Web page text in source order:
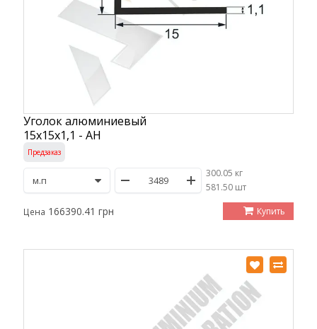
Уголок алюминиевый
15х15х1,1 - АН
Предзаказ
300.05 кг
/581.50 шт
Цена 166390.41 грн Купить